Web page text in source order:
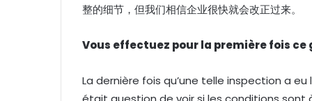
整的细节，但我们相信企业很快就会改正过来。
Vous effectuez pour la première fois ce
La dernière fois qu’une telle inspection a eu